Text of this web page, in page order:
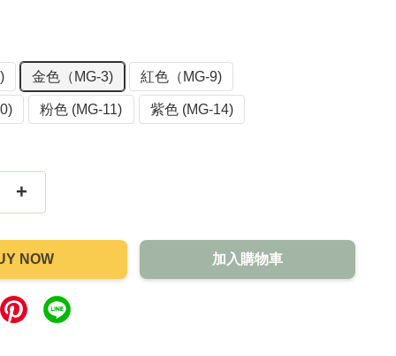
金色（MG-3) 紅色（MG-9)
粉色 (MG-11) 紫色 (MG-14)
+
NOW 加入購物車